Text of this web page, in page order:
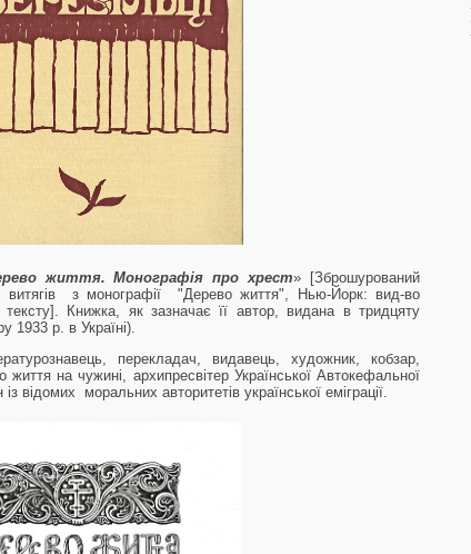
життя. Монографія про хрест» [Зброшурований
витягів з монографії "Дерево життя", Нью-Йорк: вид-во
Книжка, як зазначає її автор, видана в тридцяту
1933 р. в Україні).
перекладач, видавець, художник, кобзар,
життя на чужині, архипресвітер Української Автокефальної
моральних авторитетів української еміграції.